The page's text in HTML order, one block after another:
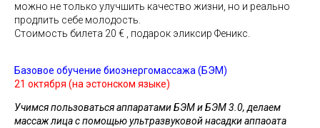
можно не только улучшить качество жизни, но и реально
продлить себе молодость.
Стоимость билета 20 € , подарок эликсир Феникс.
Базовое обучение биоэнергомассажа (БЭМ)
21 октября (на эстонском языке)
Учимся пользоваться аппаратами БЭМ и БЭМ 3.0, делаем
массаж лица с помощью ультразвуковой насадки аппаоата